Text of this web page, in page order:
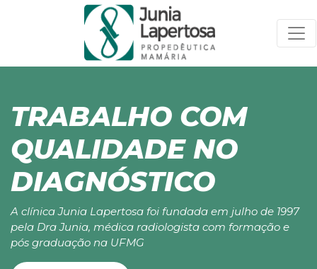
TRABALHO COM
QUALIDADE NO
DIAGNÓSTICO
A clínica Junia Lapertosa foi fundada em julho de 1997
pela Dra Junia, médica radiologista com formação e
pós graduação na UFMG